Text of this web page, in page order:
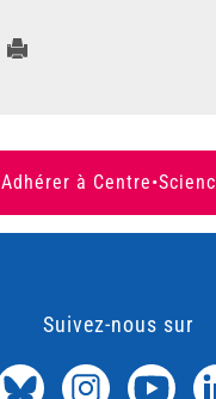
Adhérer à
Suivez-nous sur